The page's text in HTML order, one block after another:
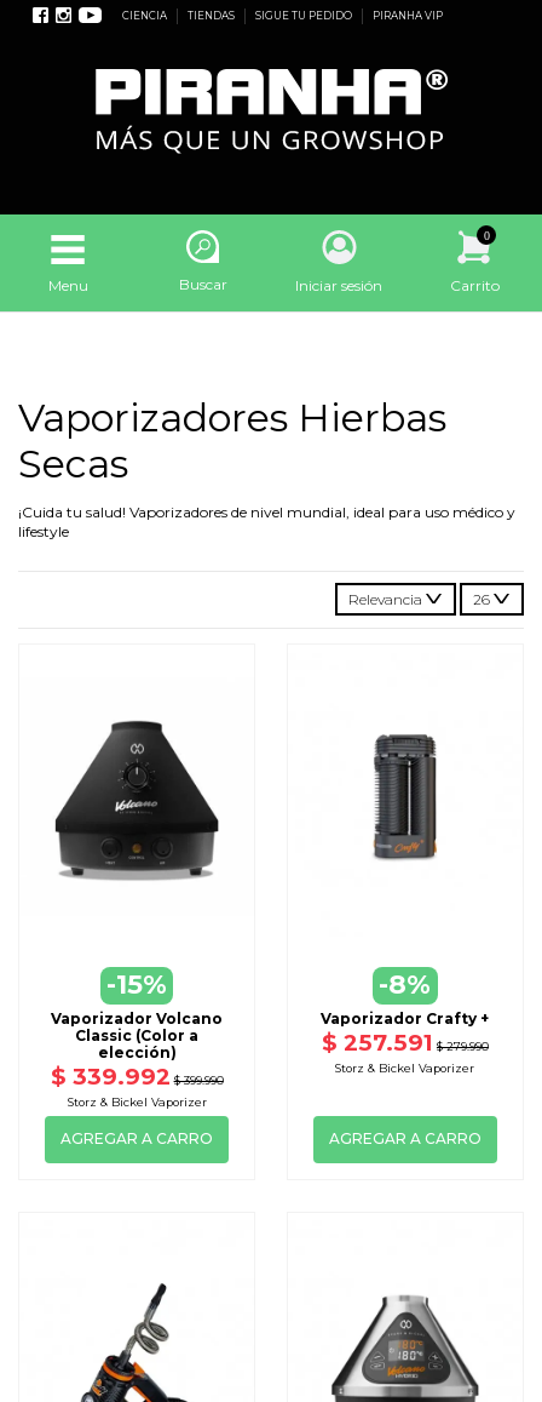
CIENCIA TIENDAS SIGUE TU PEDIDO PIRANHA VIP
Menu Buscar Iniciar sesión
0
Carrito
Vaporizadores Hierbas
Secas
¡Cuida tu salud! Vaporizadores de nivel mundial, ideal para uso médico y
lifestyle
Relevancia 26
-15%
Vaporizador Volcano
Classic (Color a
elección)
$ 339.992 $ 399.990
Storz & Bickel Vaporizer
AGREGAR A CARRO
-8%
Vaporizador Crafty +
$ 257.591 $ 279.990
Storz & Bickel Vaporizer
AGREGAR A CARRO